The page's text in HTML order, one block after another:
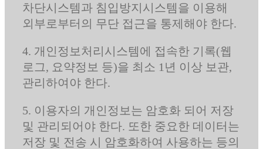
차단시스템과 침입방지시스템을 이용해
외부로부터의 무단 접근을 통제해야 한다.
4. 개인정보처리시스템에 접속한 기록(웹
로그, 요약정보 등)을 최소 1년 이상 보관,
관리하여야 한다.
5. 이용자의 개인정보는 암호화 되어 저장
및 관리되어야 한다. 또한 중요한 데이터는
저장 및 전송 시 암호화하여 사용하는 등의